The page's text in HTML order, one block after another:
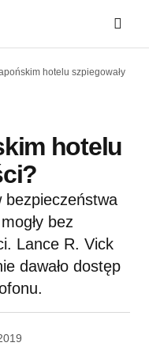
hotelu szpiegowały
hotelu
bezpieczeństwa
bez
Lance R. Vick
dawało dostęp